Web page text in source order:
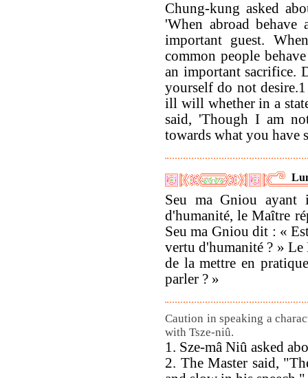
Chung-kung asked
'When abroad
important guest.
common people
an important sacrifice.
yourself do not
ill will whether in a
said, 'Though I am
towards what you have
Seu ma Gniou ayant
d'humanité, le Maître
Seu ma Gniou dit : «
vertu d'humanité ? »
de la mettre en
parler ? »
Caution in speaking a
with Tsze-niû.
1. Sze-mâ Niû asked
2. The Master said,